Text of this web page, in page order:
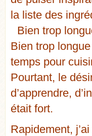
la liste des
Bien trop
Bien trop
temps pour
Pourtant, le
d’apprendre,
était fort.
Rapidement,